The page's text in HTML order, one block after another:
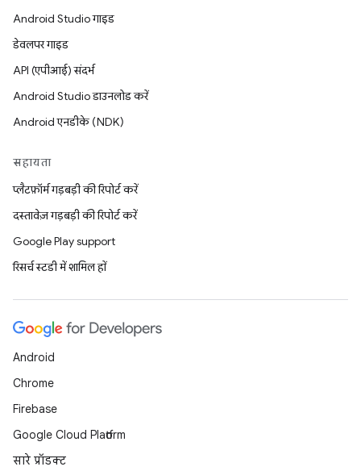
Android Studio गाइड
डेवलपर गाइड
API (एपीआई) संदर्भ
Android Studio डाउनलोड करें
Android एनडीके (NDK)
सहायता
प्लैटफ़ॉर्म गड़बड़ी की रिपोर्ट करें
दस्तावेज़ गड़बड़ी की रिपोर्ट करें
Google Play support
रिसर्च स्टडी में शामिल हों
Android
Chrome
Firebase
Google Cloud Platform
सारे प्रॉडक्ट